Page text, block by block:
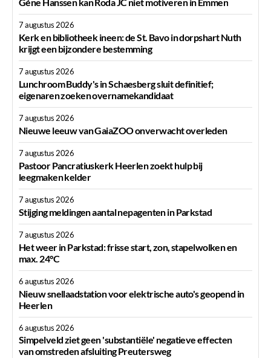
Géne Hanssen kan Roda JC niet motiveren in Emmen
7 augustus 2026
Kerk en bibliotheek ineen: de St. Bavo in dorpshart Nuth
krijgt een bijzondere bestemming
7 augustus 2026
Lunchroom Buddy's in Schaesberg sluit definitief;
eigenaren zoeken overnamekandidaat
7 augustus 2026
Nieuwe leeuw van GaiaZOO onverwacht overleden
7 augustus 2026
Pastoor Pancratiuskerk Heerlen zoekt hulp bij
leegmaken kelder
7 augustus 2026
Stijging meldingen aantal nepagenten in Parkstad
7 augustus 2026
Het weer in Parkstad: frisse start, zon, stapelwolken en
max. 24°C
6 augustus 2026
Nieuw snellaadstation voor elektrische auto's geopend in
Heerlen
6 augustus 2026
Simpelveld ziet geen 'substantiële' negatieve effecten
van omstreden afsluiting Preutersweg